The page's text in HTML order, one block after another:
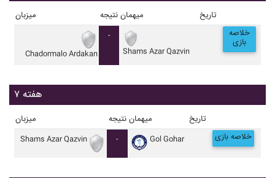
میزبان نتیجه میهمان تاریخ
Chadormalo Ardakan
-
Shams Azar Qazvin
خلاصه
بازی
هفته ۷
میزبان نتیجه میهمان تاریخ
Shams Azar Qazvin - Gol Gohar خلاصه بازی